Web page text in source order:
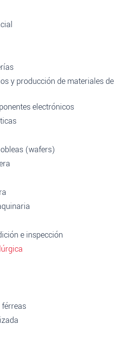
y producción de materiales de
electrónicos
(wafers)
e inspección